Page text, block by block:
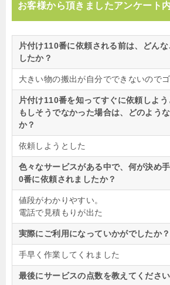
お客様から頂きましたアンケート
片付け110番に依頼される前は、どん
したか？
大きい物の搬出が自分でできないので
片付け110番を知ってすぐに依頼しよ
もしそうでなかった場合は、どのよう
か？
依頼しようとした
色々なサービスがある中で、何が決め
0番に依頼されましたか？
値段がわかりやすい。
電話で見積もりが出た
実際にご利用になっていかがでしたか？
手早く作業してくれました
最後にサービスの点数を教えてください